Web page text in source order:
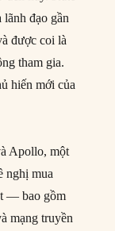
đạo gần
được coi là
tham gia.
hiến mới của
Apollo, một
nghị mua
— bao gồm
mạng truyền